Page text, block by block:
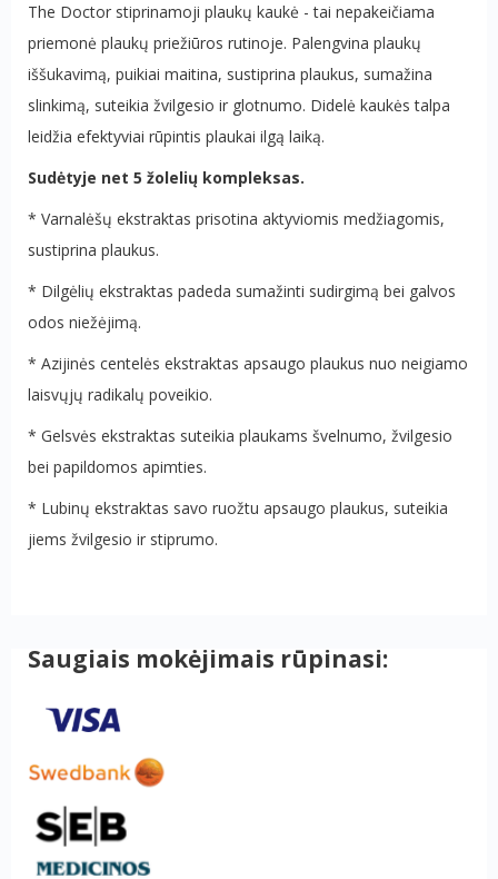
The Doctor stiprinamoji plaukų kaukė - tai nepakeičiama
priemonė plaukų priežiūros rutinoje. Palengvina plaukų
iššukavimą, puikiai maitina, sustiprina plaukus, sumažina
slinkimą, suteikia žvilgesio ir glotnumo. Didelė kaukės talpa
leidžia efektyviai rūpintis plaukai ilgą laiką.
Sudėtyje net 5 žolelių kompleksas.
* Varnalėšų ekstraktas prisotina aktyviomis medžiagomis,
sustiprina plaukus.
* Dilgėlių ekstraktas padeda sumažinti sudirgimą bei galvos
odos niežėjimą.
* Azijinės centelės ekstraktas apsaugo plaukus nuo neigiamo
laisvųjų radikalų poveikio.
* Gelsvės ekstraktas suteikia plaukams švelnumo, žvilgesio
bei papildomos apimties.
* Lubinų ekstraktas savo ruožtu apsaugo plaukus, suteikia
jiems žvilgesio ir stiprumo.
Saugiais mokėjimais rūpinasi: